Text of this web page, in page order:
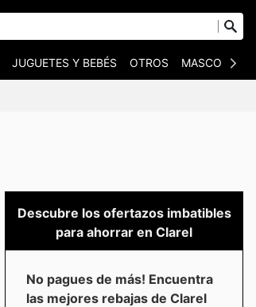
JUGUETES Y BEBÉS OTROS MASCOTAS
Descubre los ofertazos imbatibles
para ahorrar en Clarel
No pagues de más! Encuentra
las mejores rebajas de Clarel